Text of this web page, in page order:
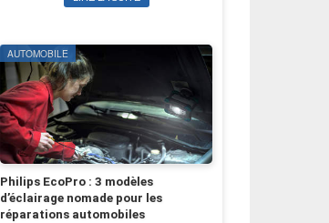
AUTOMOBILE
Philips EcoPro : 3 modèles
d’éclairage nomade pour les
réparations automobiles